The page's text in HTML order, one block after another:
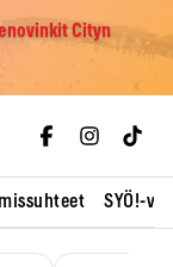
Cityn
SYÖ!-